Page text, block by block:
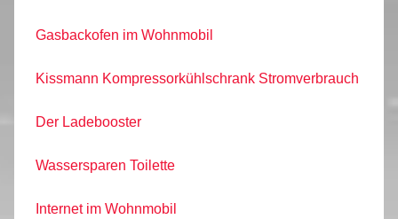
Gasbackofen im Wohnmobil
Kissmann Kompressorkühlschrank Stromverbrauch
Der Ladebooster
Wassersparen Toilette
Internet im Wohnmobil